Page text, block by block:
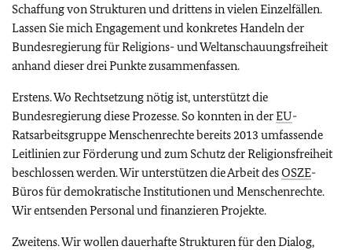
Schaffung von Strukturen und drittens in vielen Einzelfällen.
Lassen Sie mich Engagement und konkretes Handeln der
Bundesregierung für Religions- und Weltanschauungsfreiheit
anhand dieser drei Punkte zusammenfassen.
Erstens. Wo Rechtsetzung nötig ist, unterstützt die
Bundesregierung diese Prozesse. So konnten in derEU-
Ratsarbeitsgruppe Menschenrechte bereits 2013 umfassende
Leitlinien zur Förderung und zum Schutz der Religionsfreiheit
beschlossen werden. Wir unterstützen die Arbeit desOSZE-
Büros für demokratische Institutionen und Menschenrechte.
Wir entsenden Personal und finanzieren Projekte.
Zweitens. Wir wollen dauerhafte Strukturen für den Dialog,